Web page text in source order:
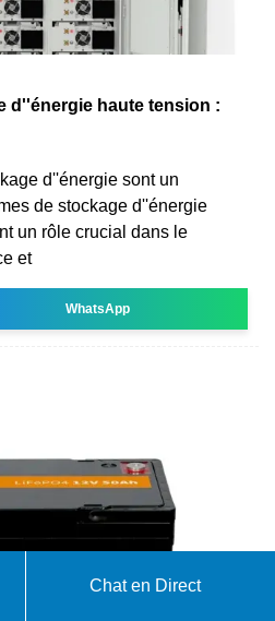
d''énergie haute tension :
d''énergie sont un
de stockage d''énergie
un rôle crucial dans le
et
WhatsApp
Chat en Direct